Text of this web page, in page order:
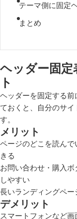
テーマ側に固定
まとめ
ヘッダー固定
ト
ヘッダーを固定する
ておくと、自分のサ
す。
メリット
ページのどこを読ん
きる
お問い合わせ・購入
しやすい
長いランディングペ
デメリット
スマートフォンなど